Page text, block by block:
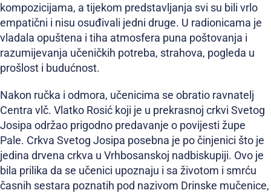
kompozicijama, a tijekom predstavljanja svi su bili vrlo
empatični i nisu osuđivali jedni druge. U radionicama je
vladala opuštena i tiha atmosfera puna poštovanja i
razumijevanja učeničkih potreba, strahova, pogleda u
prošlost i budućnost.
Nakon ručka i odmora, učenicima se obratio ravnatelj
Centra vlč. Vlatko Rosić koji je u prekrasnoj crkvi Svetog
Josipa održao prigodno predavanje o povijesti župe
Pale. Crkva Svetog Josipa posebna je po činjenici što je
jedina drvena crkva u Vrhbosanskoj nadbiskupiji. Ovo je
bila prilika da se učenici upoznaju i sa životom i smrću
časnih sestara poznatih pod nazivom Drinske mučenice,